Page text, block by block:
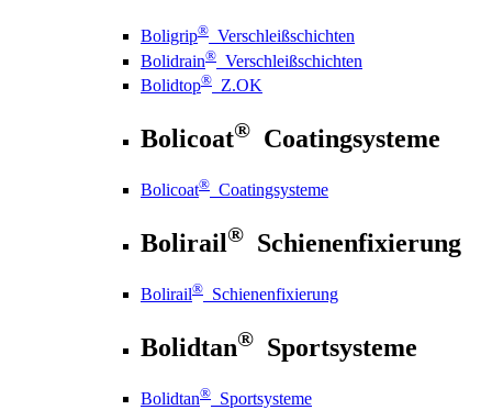
Boligrip® Verschleißschichten
Bolidrain® Verschleißschichten
Bolidtop® Z.OK
Bolicoat® Coatingsysteme
Bolicoat® Coatingsysteme
Bolirail® Schienenfixierung
Bolirail® Schienenfixierung
Bolidtan® Sportsysteme
Bolidtan® Sportsysteme